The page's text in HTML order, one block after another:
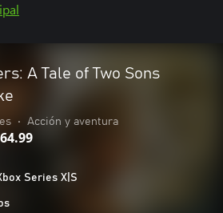
A Tale of Two Sons
• Acción y aventura
Series X|S